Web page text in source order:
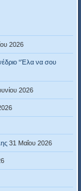
2026
“Έλα να σου
2026
31 Μαΐου 2026